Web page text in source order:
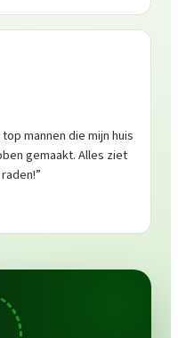
mannen die mijn huis
gemaakt. Alles ziet
”